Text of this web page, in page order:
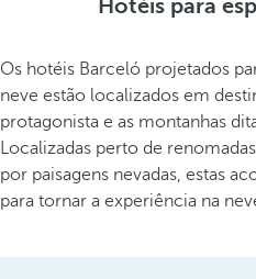
Hotéis para
Os hotéis Barceló projetados
neve estão localizados em
protagonista e as montanhas
Localizadas perto de
por paisagens nevadas, estas
para tornar a experiência na